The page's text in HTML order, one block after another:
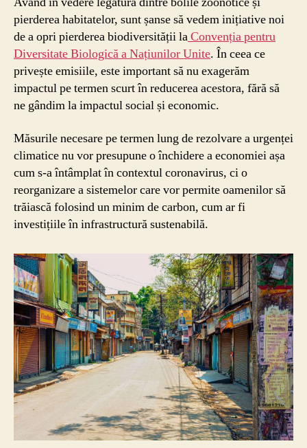
pierderea habitatelor, sunt șanse să vedem inițiative noi
de a opri pierderea biodiversității laConvenția pentru
Diversitate Biologică a Națiunilor Unite. În ceea ce
privește emisiile, este important să nu exagerăm
impactul pe termen scurt în reducerea acestora, fără să
ne gândim la impactul social și economic.
Măsurile necesare pe termen lung de rezolvare a urgenței
climatice nu vor presupune o închidere a economiei așa
cum s-a întâmplat în contextul coronavirus, ci o
reorganizare a sistemelor care vor permite oamenilor să
trăiască folosind un minim de carbon, cum ar fi
investițiile în infrastructură sustenabilă.